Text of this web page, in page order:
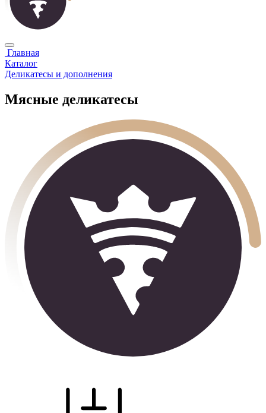
Главная
Каталог
Деликатесы и дополнения
Мясные деликатесы